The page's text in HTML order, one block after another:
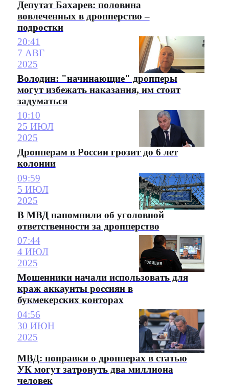
Депутат Бахарев: половина
вовлеченных в дропперство –
подростки
20:41
7 АВГ
2025
Володин: "начинающие" дропперы
могут избежать наказания, им стоит
задуматься
10:10
25 ИЮЛ
2025
Дропперам в России грозит до 6 лет
колонии
09:59
5 ИЮЛ
2025
В МВД напомнили об уголовной
ответственности за дропперство
07:44
4 ИЮЛ
2025
Мошенники начали использовать для
краж аккаунты россиян в
букмекерских конторах
04:56
30 ИЮН
2025
МВД: поправки о дропперах в статью
УК могут затронуть два миллиона
человек